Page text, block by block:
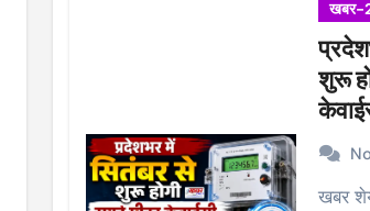
खबर-
शुरू
मीटर
खबर शेयर करें.. प्रदेशभर में